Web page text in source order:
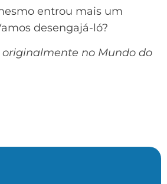
entrou mais um
desengajá-ló?
originalmente no Mundo do